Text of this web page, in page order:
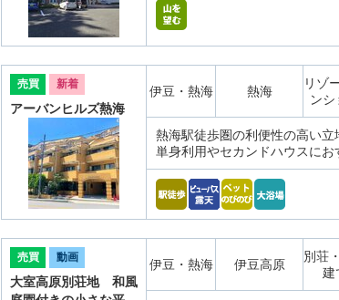
売買 新着
アーバンヒルズ熱海
伊豆・熱海 熱海
リゾ
ンシ
熱海駅徒歩圏の利便性の高い
単身利用やセカンドハウスにお
売買 動画
大室高原別荘地 和風
伊豆・熱海 伊豆高原
別荘
建